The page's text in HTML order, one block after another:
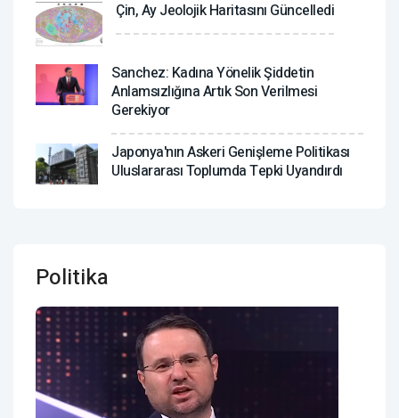
Çin, Ay Jeolojik Haritasını Güncelledi
Sanchez: Kadına Yönelik Şiddetin
Anlamsızlığına Artık Son Verilmesi
Gerekiyor
Japonya'nın Askeri Genişleme Politikası
Uluslararası Toplumda Tepki Uyandırdı
Politika